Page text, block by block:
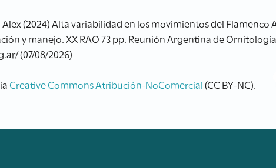
Alex (2024) Alta variabilidad en los movimientos del Flamenco
y manejo. XX RAO 73 pp. Reunión Argentina de
(07/08/2026)
Creative Commons Atribución-NoComercial(CC BY-NC).